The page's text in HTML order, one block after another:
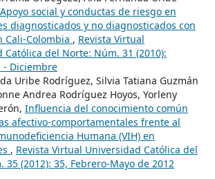
Apoyo social y conductas de riesgo en
diagnosticados y no diagnosticados con
Cali-Colombia , Revista Virtual
Católica del Norte: Núm. 31 (2010):
- Diciembre
Uribe Rodríguez, Silvia Tatiana Guzmán
Andrea Rodríguez Hoyos, Yorleny
Influencia del conocimiento común
afectivo-comportamentales frente al
Humana (VIH) en
, Revista Virtual Universidad Católica del
35 (2012): 35, Febrero-Mayo de 2012